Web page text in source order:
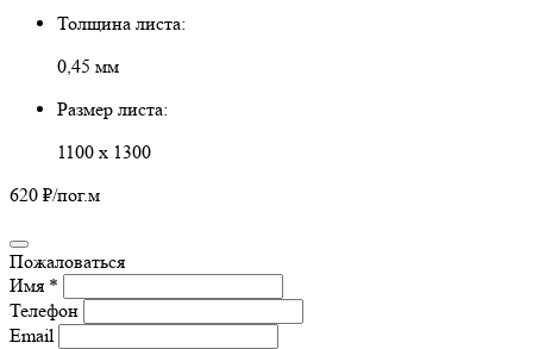
Толщина листа:
0,45 мм
Размер листа:
1100 х 1300
620 ₽/пог.м
Пожаловаться
Имя *
Телефон
Email